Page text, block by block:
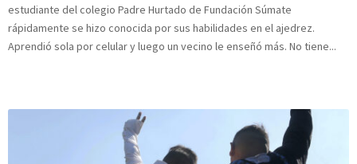
estudiante del colegio Padre Hurtado de Fundación Súmate
rápidamente se hizo conocida por sus habilidades en el ajedrez.
Aprendió sola por celular y luego un vecino le enseñó más. No tiene...